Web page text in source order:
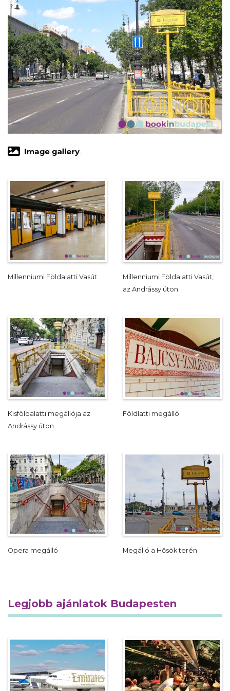
Millenniumi Földalatti Vasút
Millenniumi Földalatti Vasút,
az Andrássy úton
Kisföldalatti megállója az
Andrássy úton
Földlatti megálló
Opera megálló Megálló a Hősök terén
Legjobb ajánlatok Budapesten